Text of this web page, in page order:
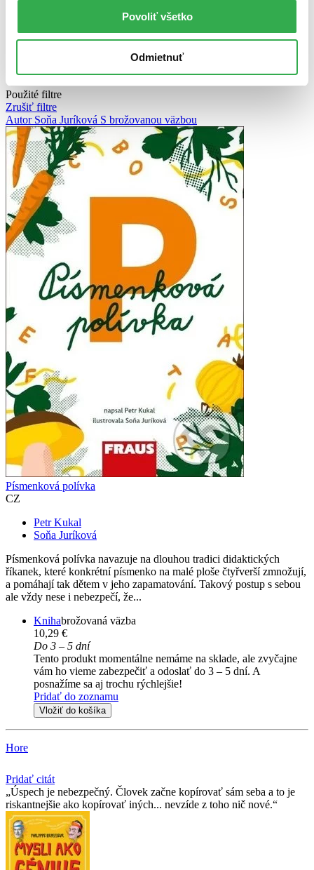
Povoliť všetko
Odmietnuť
Najdrahšie
Použité filtre
Zrušiť filtre
Autor Soňa Juríková S brožovanou väzbou
Písmenková polívka
CZ
Petr Kukal
Soňa Juríková
Písmenková polívka navazuje na dlouhou tradici didaktických
říkanek, které konkrétní písmenko na malé ploše čtyřverší zmnožují,
a pomáhají tak dětem v jeho zapamatování. Takový postup s sebou
ale vždy nese i nebezpečí, že...
Knihabrožovaná väzba
10,29 €
Do 3 – 5 dní
Tento produkt momentálne nemáme na sklade, ale zvyčajne
vám ho vieme zabezpečiť a odoslať do 3 – 5 dní. A
posnažíme sa aj trochu rýchlejšie!
Pridať do zoznamu
Vložiť do košíka
Hore
Pridať citát
Úspech je nebezpečný. Človek začne kopírovať sám seba a to je
riskantnejšie ako kopírovať iných... nevzíde z toho nič nové.